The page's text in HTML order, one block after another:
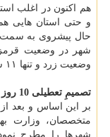
هم اکنون در اغلب
و حتی استان هایی هم
وضعیت زرد و تنها ۱۱ شهر در وضعیت آبی قرار دارند.
تصمیمِ تعطیلی 10 روز مشاغل
بر این اساس و بعد
متخصصان، وزارت
شهرها را مطرح